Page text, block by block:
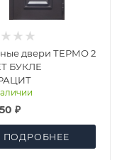
двери ТЕРМО 2
БУКЛЕ
₽
ПОДРОБНЕЕ